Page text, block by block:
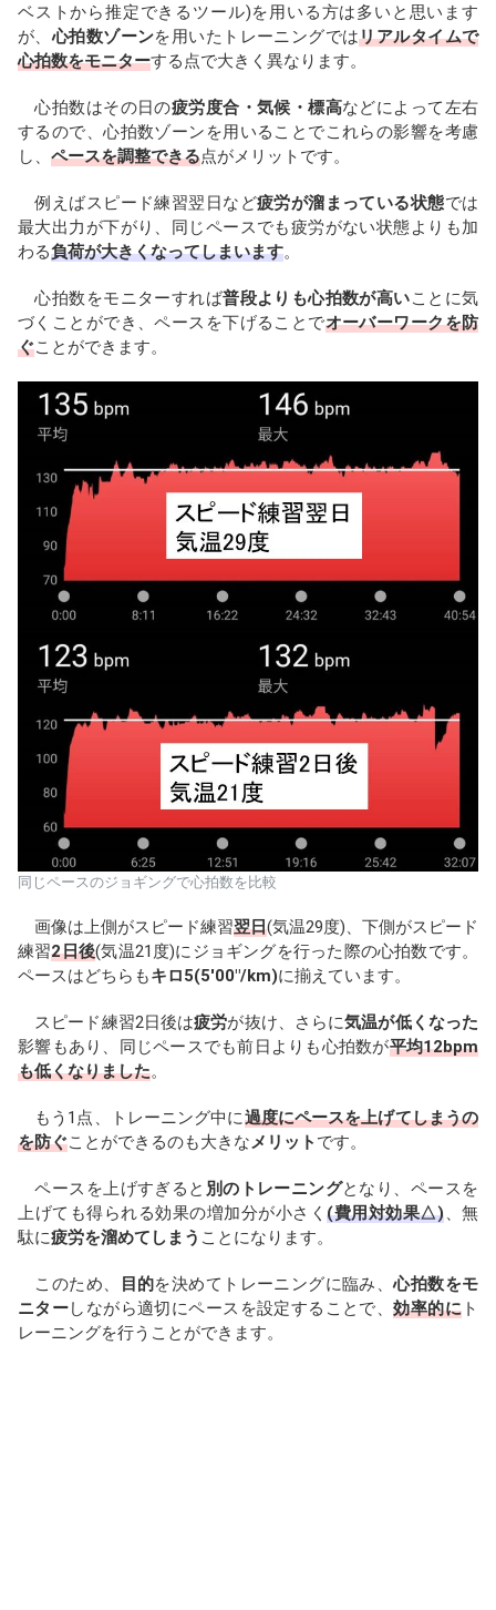
ベストから推定できるツール)を用いる方は多いと思います
が、心拍数ゾーンを用いたトレーニングではリアルタイムで
心拍数をモニターする点で大きく異なります。
心拍数はその日の疲労度合・気候・標高などによって左右
するので、心拍数ゾーンを用いることでこれらの影響を考慮
し、 ペースを調整できる点がメリットです。
例えばスピード練習翌日など疲労が溜まっている状態では
最大出力が下がり、同じペースでも疲労がない状態よりも加
わる負荷が大きくなってしまいます。
心拍数をモニターすれば普段よりも心拍数が高いことに気
づくことができ、ペースを下げることでオーバーワークを防
ぐことができます。
同じペースのジョギングで心拍数を比較
画像は上側がスピード練習翌日(気温29度)、下側がスピード
練習2日後(気温21度)にジョギングを行った際の心拍数です。
ペースはどちらもキロ5(5'00"/km)に揃えています。
スピード練習2日後は疲労が抜け、さらに気温が低くなった
影響もあり、同じペースでも前日よりも心拍数が平均12bpm
も低くなりました。
もう1点、トレーニング中に過度にペースを上げてしまうの
を防ぐことができるのも大きなメリット です。
ペースを上げすぎると 別のトレーニングとなり、ペースを
上げても得られる効果の増加分が小さく(費用対効果△)、無
駄に疲労を溜めてしまう ことになります。
このため、 目的を決めてトレーニングに臨み、心拍数をモ
ニターしながら適切にペースを設定することで、効率的に ト
レーニングを行うことができます。